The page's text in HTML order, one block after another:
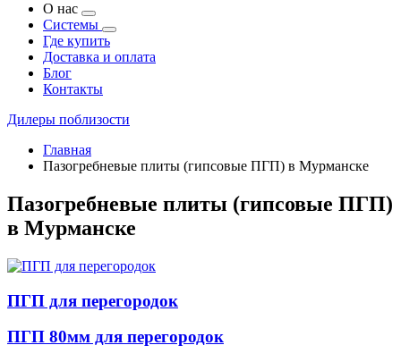
О нас
Системы
Где купить
Доставка и оплата
Блог
Контакты
Дилеры поблизости
Главная
Пазогребневые плиты (гипсовые ПГП) в Мурманске
Пазогребневые плиты (гипсовые ПГП)
в Мурманске
ПГП для перегородок
ПГП 80мм для перегородок